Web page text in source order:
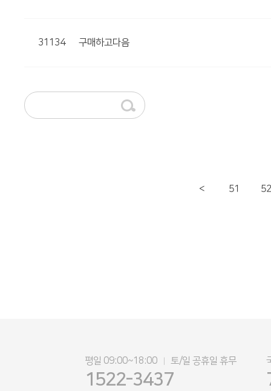
31134 구매하고다음
< 51 52
평일 09:00~18:00 토/일 공휴일 휴무
1522-3437